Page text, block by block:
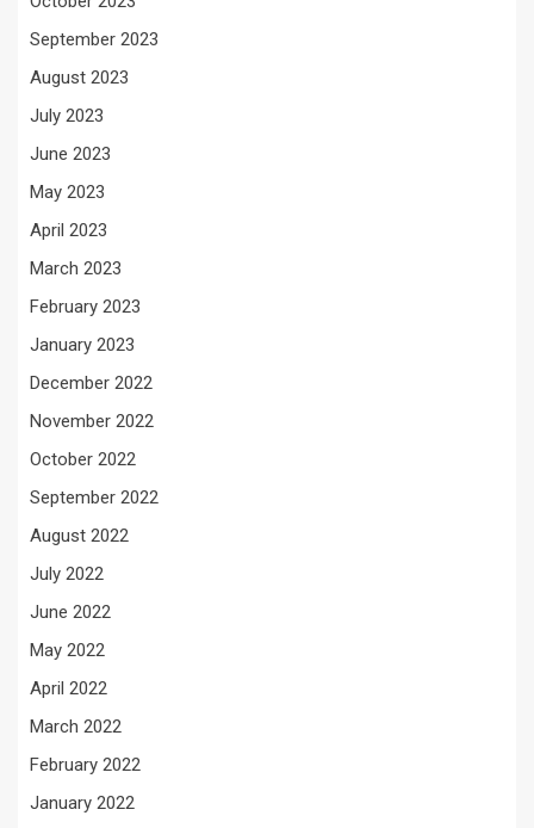
September 2023
August 2023
July 2023
June 2023
May 2023
April 2023
March 2023
February 2023
January 2023
December 2022
November 2022
October 2022
September 2022
August 2022
July 2022
June 2022
May 2022
April 2022
March 2022
February 2022
January 2022